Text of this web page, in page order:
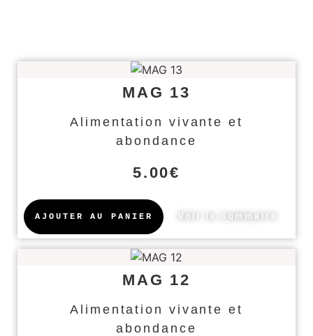
MAG 13
Alimentation vivante et
abondance
5.00€
AJOUTER AU PANIER Voir le sommaire
MAG 12
Alimentation vivante et
abondance